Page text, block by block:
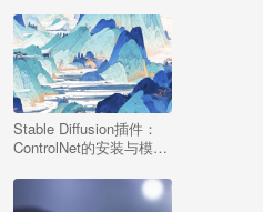
Stable Diffusion插件：
ControlNet的安装与模型